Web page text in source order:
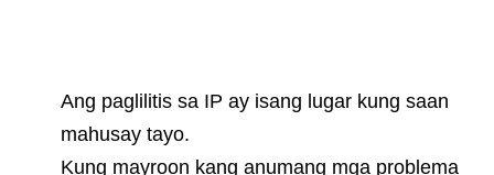
Ang paglilitis sa IP ay isang lugar kung saan
mahusay tayo.
Kung mayroon kang anumang mga problema